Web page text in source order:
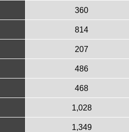
360
814
207
486
468
1,028
1,349